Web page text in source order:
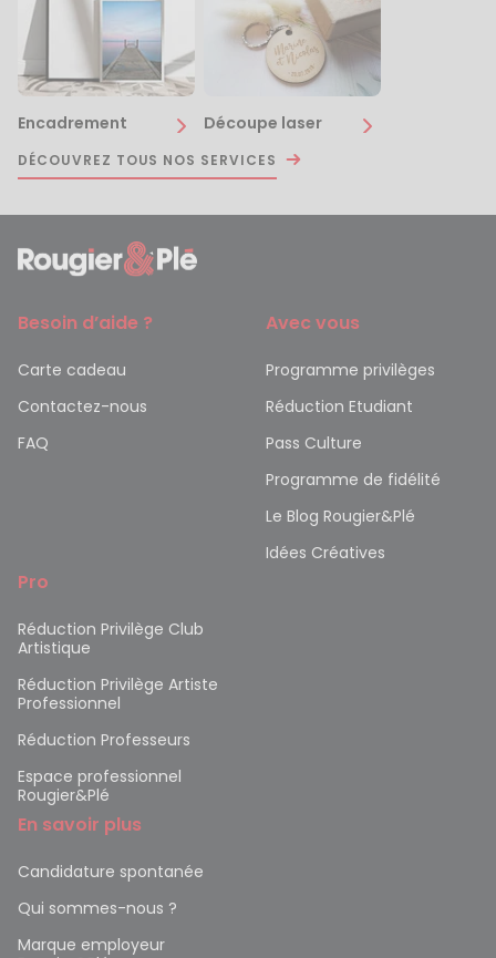
Encadrement Découpe laser
DÉCOUVREZ TOUS NOS SERVICES
Besoin d’aide ?
Carte cadeau
Contactez-nous
FAQ
Avec vous
Programme privilèges
Réduction Etudiant
Pass Culture
Programme de fidélité
Le Blog Rougier&Plé
Idées Créatives
Pro
Réduction Privilège Club
Artistique
Réduction Privilège Artiste
Professionnel
Réduction Professeurs
Espace professionnel
Rougier&Plé
En savoir plus
Candidature spontanée
Qui sommes-nous ?
Marque employeur